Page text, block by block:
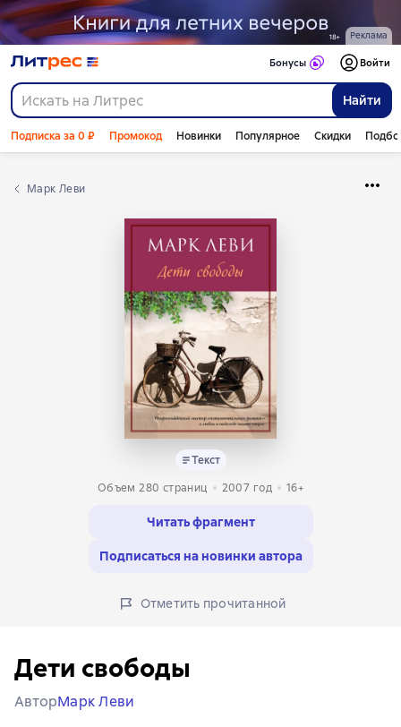
Реклама
Найти
Бонусы Войти
Подписка за 0 ₽ Промокод Новинки Популярное Скидки
Марк Леви
Текст
Объем 280 страниц
2007 год 16+
Читать фрагмент
Подписаться на новинки автора
Отметить прочитанной
Дети свободы
АвторМарк Леви